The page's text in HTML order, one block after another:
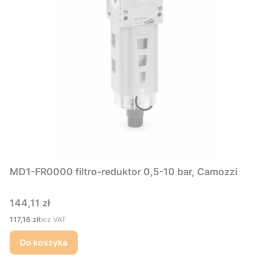
MD1-FR0000 filtro-reduktor 0,5-10 bar, Camozzi
Cena
144,11 zł
Cena
117,16 złbez VAT
Do koszyka